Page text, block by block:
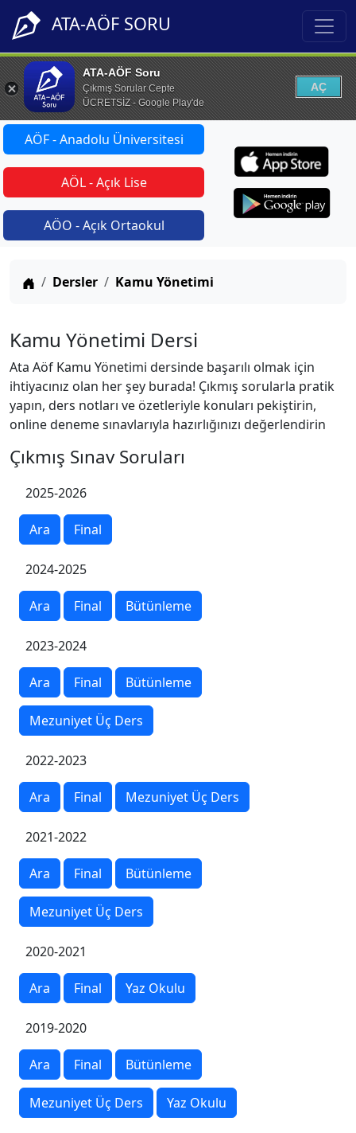
ATA-AÖF SORU
ATA-AÖF Soru
Çıkmış Sorular Cepte
ÜCRETSİZ - Google Play'de
AÇ
AÖF - Anadolu Üniversitesi
AÖL - Açık Lise
AÖO - Açık Ortaokul
Anasayfa
Dersler Kamu Yönetimi
Kamu Yönetimi Dersi
Ata Aöf Kamu Yönetimi dersinde başarılı olmak için
ihtiyacınız olan her şey burada! Çıkmış sorularla pratik
yapın, ders notları ve özetleriyle konuları pekiştirin,
online deneme sınavlarıyla hazırlığınızı değerlendirin
Çıkmış Sınav Soruları
2025-2026
Ara Final
2024-2025
Ara Final Bütünleme
2023-2024
Ara Final Bütünleme
Mezuniyet Üç Ders
2022-2023
Ara Final Mezuniyet Üç Ders
2021-2022
Ara Final Bütünleme
Mezuniyet Üç Ders
2020-2021
Ara Final Yaz Okulu
2019-2020
Ara Final Bütünleme
Mezuniyet Üç Ders Yaz Okulu